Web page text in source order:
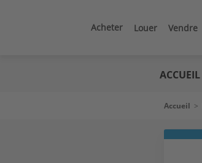
Acheter Louer Vendre
ACCUEIL
Fil
Accueil >